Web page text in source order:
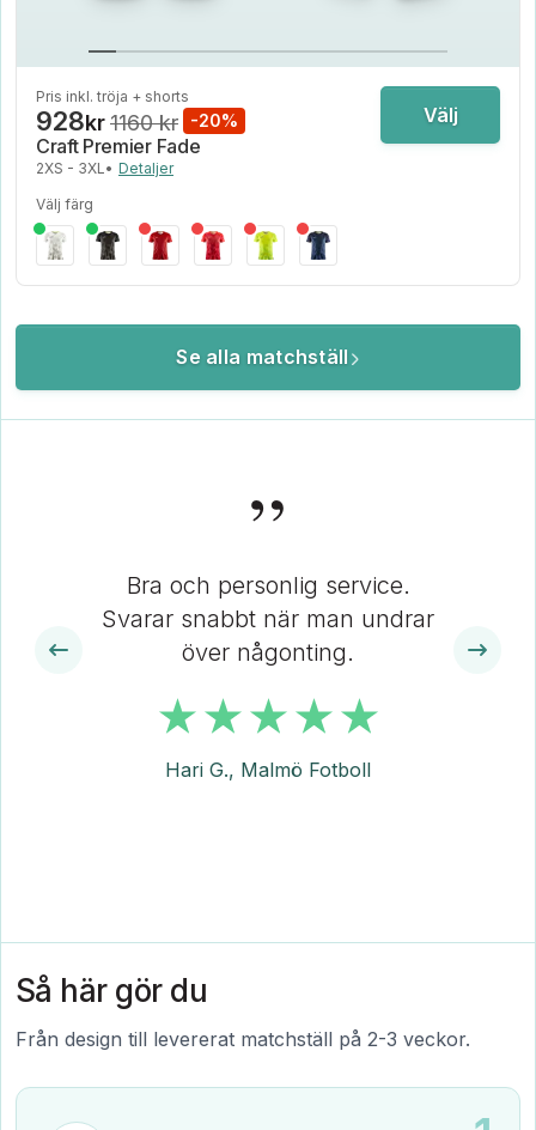
Pris inkl. tröja + shorts
928kr1160 kr -20%
Craft Premier Fade
2XS - 3XL• Detaljer
Välj
Välj färg
Se alla matchställ
”
Bra och personlig service.
Svarar snabbt när man undrar
över någonting.
Hari G., Malmö Fotboll
Så här gör du
Från design till levererat matchställ på 2-3 veckor.